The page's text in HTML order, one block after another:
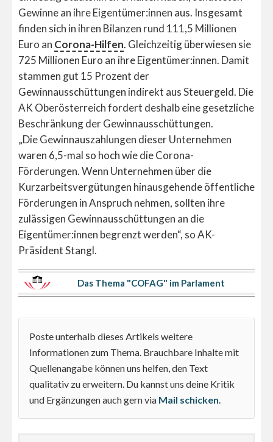
Gewinne an ihre Eigentümer:innen aus. Insgesamt
finden sich in ihren Bilanzen rund 111,5 Millionen
Euro an Corona-Hilfen. Gleichzeitig überwiesen sie
725 Millionen Euro an ihre Eigentümer:innen. Damit
stammen gut 15 Prozent der
Gewinnausschüttungen indirekt aus Steuergeld. Die
AK Oberösterreich fordert deshalb eine gesetzliche
Beschränkung der Gewinnausschüttungen.
„Die Gewinnauszahlungen dieser Unternehmen
waren 6,5-mal so hoch wie die Corona-
Förderungen. Wenn Unternehmen über die
Kurzarbeitsvergütungen hinausgehende öffentliche
Förderungen in Anspruch nehmen, sollten ihre
zulässigen Gewinnausschüttungen an die
Eigentümer:innen begrenzt werden“, so AK-
Präsident Stangl.
Das Thema "COFAG" im Parlament
Poste unterhalb dieses Artikels weitere
Informationen zum Thema. Brauchbare Inhalte mit
Quellenangabe können uns helfen, den Text
qualitativ zu erweitern. Du kannst uns deine Kritik
und Ergänzungen auch gern via Mail schicken